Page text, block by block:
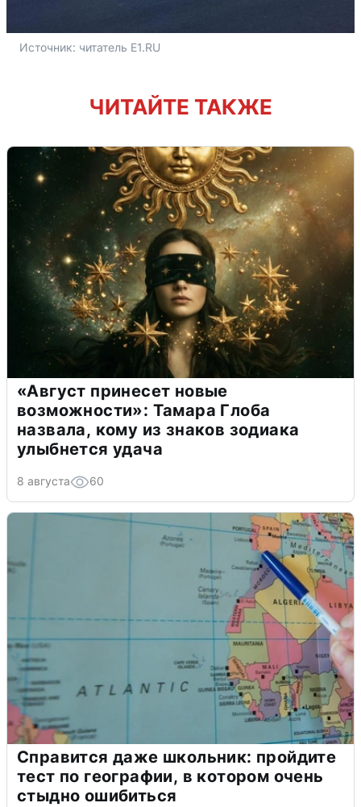
Источник: читатель E1.RU
ЧИТАЙТЕ ТАКЖЕ
«Август принесет новые
возможности»: Тамара Глоба
назвала, кому из знаков зодиака
улыбнется удача
8 августа 60
Справится даже школьник: пройдите
тест по географии, в котором очень
стыдно ошибиться